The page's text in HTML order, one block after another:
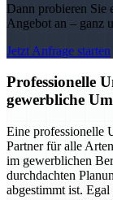
Dann probieren Sie
Angebot an – ganz
Jetzt Anfrage starten
Professionelle
gewerbliche
Eine professionelle
Partner für alle
im gewerblichen
durchdachten
abgestimmt ist.